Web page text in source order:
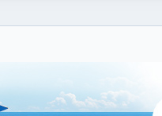
메인 주소를 확인해 보세요